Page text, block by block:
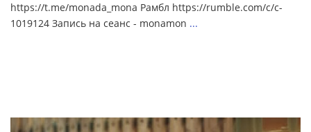
https://t.me/monada_mona Рамбл https://rumble.com/c/c-
1019124 Запись на сеанс - monamon ...